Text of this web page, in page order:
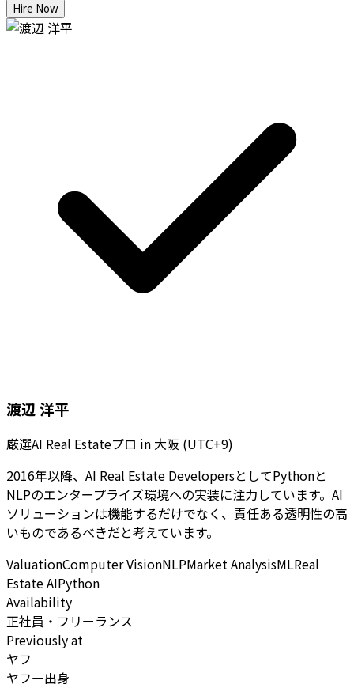
Hire Now
渡辺 洋平
厳選AI Real Estateプロ in 大阪 (UTC+9)
2016年以降、AI Real Estate DevelopersとしてPythonと
NLPのエンタープライズ環境への実装に注力しています。AI
ソリューションは機能するだけでなく、責任ある透明性の高
いものであるべきだと考えています。
ValuationComputer VisionNLPMarket AnalysisMLReal
Estate AIPython
Availability
正社員・フリーランス
Previously at
ヤフ
ヤフー出身